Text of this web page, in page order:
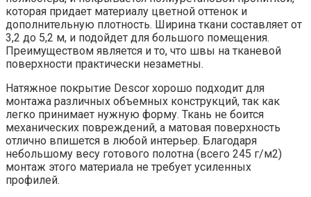
которая придает материалу цветной оттенок и
дополнительную плотность. Ширина ткани составляет от
3,2 до 5,2 м, и подойдет для большого помещения.
Преимуществом является и то, что швы на тканевой
поверхности практически незаметны.
Натяжное покрытие Descor хорошо подходит для
монтажа различных объемных конструкций, так как
легко принимает нужную форму. Ткань не боится
механических повреждений, а матовая поверхность
отлично впишется в любой интерьер. Благодаря
небольшому весу готового полотна (всего 245 г/м2)
монтаж этого материала не требует усиленных
профилей.